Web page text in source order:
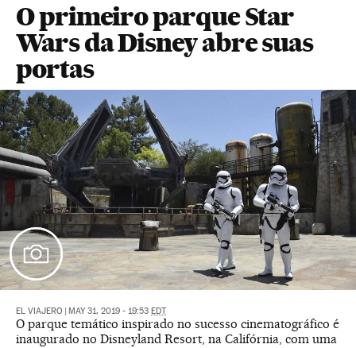
O primeiro parque Star
Wars da Disney abre suas
portas
EL VIAJERO MAY 31, 2019 - 19:53 EDT
O parque temático inspirado no sucesso cinematográfico é
inaugurado no Disneyland Resort, na Califórnia, com uma